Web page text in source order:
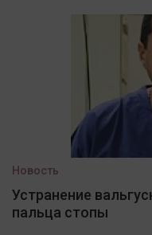
Новость
Устранение
пальца стопы